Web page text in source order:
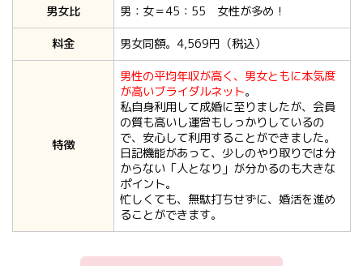
男女比
男：女＝45：55 女性が多め！
料金
男女同額。4,569円（税込）
特徴
男性の平均年収が高く、男女ともに本気度
が高いブライダルネット。
私自身利用して成婚に至りましたが、会員
の質も高いし運営もしっかりしているの
で、安心して利用することができました。
日記機能があって、少しのやり取りでは分
からない「人となり」が分かるのも大きな
ポイント。
忙しくても、無駄打ちせずに、婚活を進め
ることができます。